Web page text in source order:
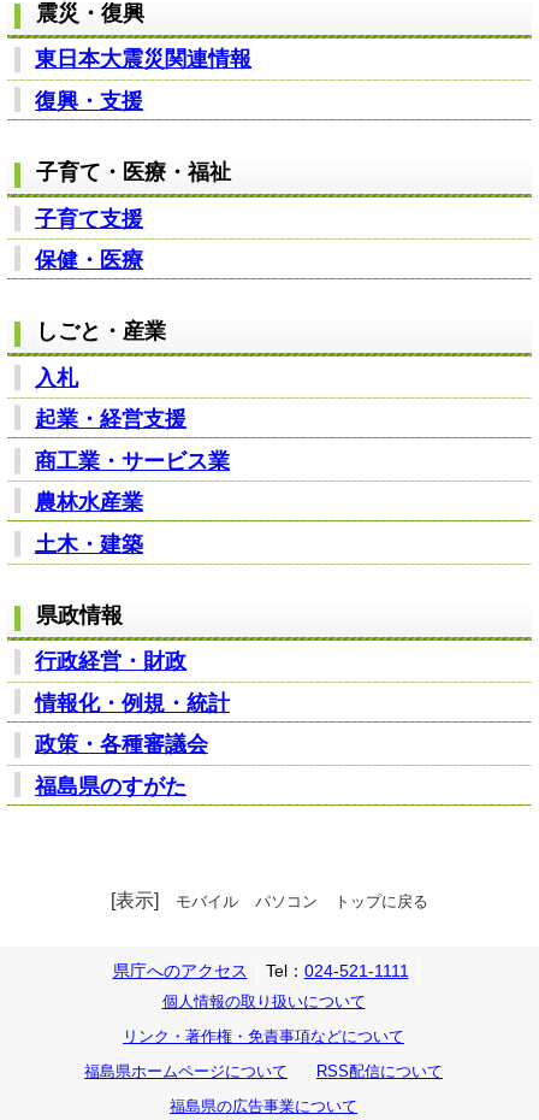
震災・復興
東日本大震災関連情報
復興・支援
子育て・医療・福祉
子育て支援
保健・医療
しごと・産業
入札
起業・経営支援
商工業・サービス業
農林水産業
土木・建築
県政情報
行政経営・財政
情報化・例規・統計
政策・各種審議会
福島県のすがた
[表示] モバイル パソコン トップに戻る
県庁へのアクセス Tel： 024-521-1111
個人情報の取り扱いについて
リンク・著作権・免責事項などについて
福島県ホームページについて
RSS配信について
福島県の広告事業について